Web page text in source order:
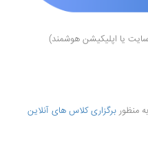
یا اپلیکیشن هوشمند)
منظور برگزاری کلاس های آنلاین